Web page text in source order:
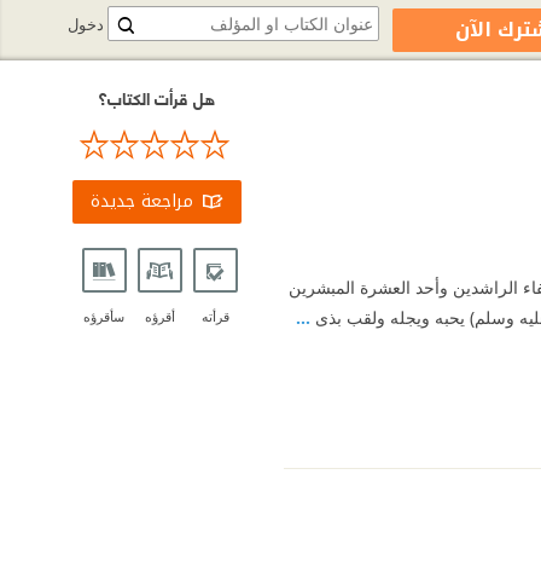
الراشدين وأحد العشرة المبشرين
وسلم) يحبه ويجله ولقب بذى ...
هل قرأت الكتاب؟
مراجعة جديدة
قرأته أقرؤه سأقرؤه
دخول الآن